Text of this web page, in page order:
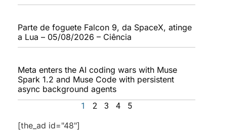
Parte de foguete Falcon 9, da SpaceX, atinge
a Lua – 05/08/2026 – Ciência
Meta enters the AI coding wars with Muse
Spark 1.2 and Muse Code with persistent
async background agents
1 2 3 4 5
[the_ad id="48"]